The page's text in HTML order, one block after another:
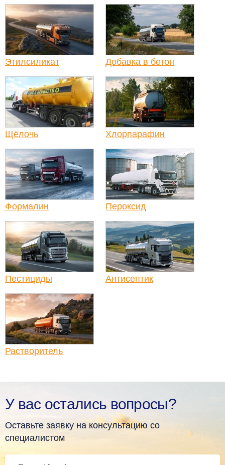
Этилсиликат Добавка в бетон
Щёлочь Хлорпарафин
Формалин Пероксид
Пестициды Антисептик
Растворитель
У вас остались вопросы?
Оставьте заявку на консультацию со
специалистом